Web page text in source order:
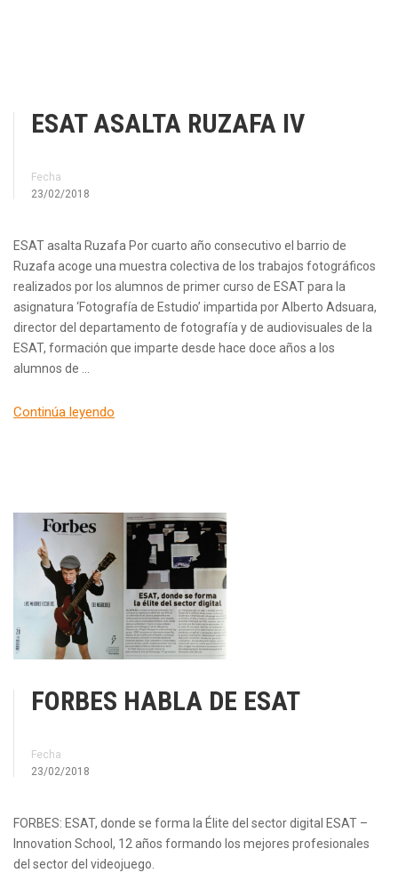
ESAT ASALTA RUZAFA IV
Fecha
23/02/2018
ESAT asalta Ruzafa Por cuarto año consecutivo el barrio de
Ruzafa acoge una muestra colectiva de los trabajos fotográficos
realizados por los alumnos de primer curso de ESAT para la
asignatura ‘Fotografía de Estudio’ impartida por Alberto Adsuara,
director del departamento de fotografía y de audiovisuales de la
ESAT, formación que imparte desde hace doce años a los
alumnos de …
Continúa leyendo
FORBES HABLA DE ESAT
Fecha
23/02/2018
FORBES: ESAT, donde se forma la Élite del sector digital ESAT –
Innovation School, 12 años formando los mejores profesionales
del sector del videojuego.